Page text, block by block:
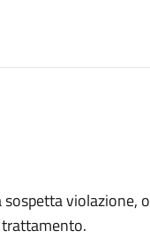
violazione, o